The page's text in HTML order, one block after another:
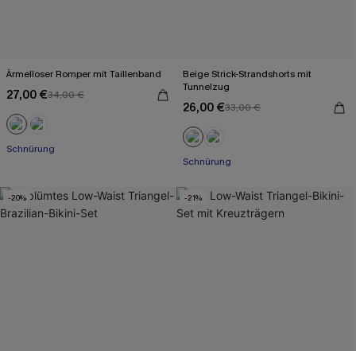
Ärmelloser Romper mit Taillenband
27,00 €34,00 €
Schnürung
Beige Strick-Strandshorts mit
Tunnelzug
26,00 €33,00 €
Schnürung
-20% -21%